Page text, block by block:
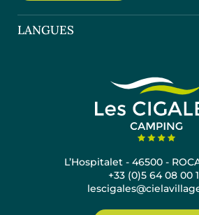
LANGUES
L’Hospitalet - 46500 -
+33 (0)5 64 08 00